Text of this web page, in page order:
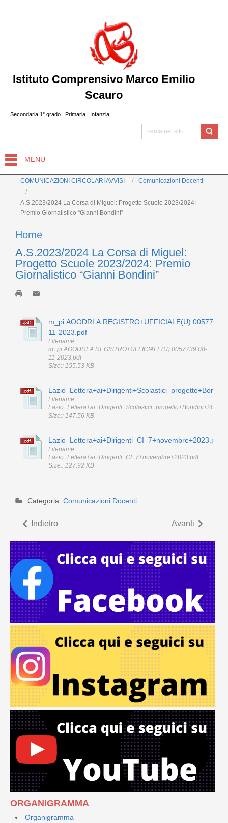
Istituto Comprensivo Marco Emilio
Scauro
Secondaria 1° grado | Primaria | Infanzia
MENU
COMUNICAZIONI CIRCOLARI AVVISI Comunicazioni Docenti
A.S.2023/2024 La Corsa di Miguel: Progetto Scuole 2023/2024:
Premio Giornalistico “Gianni Bondini”
ORGANIGRAMMA
Organigramma
Home
A.S.2023/2024 La Corsa di Miguel:
Progetto Scuole 2023/2024: Premio
Giornalistico “Gianni Bondini”
11-2023.pdf
Filename::
m_pi.AOODRLA.REGISTRO+UFFICIALE(U).0057739.08-
11-2023.pdf
Size:: 155.53 KB
Filename::
Size:: 147.56 KB
Lazio_Lettera+ai+Dirigenti_CI_7+novembre+2023.pdf
Filename::
Lazio_Lettera+ai+Dirigenti_CI_7+novembre+2023.pdf
Size:: 127.92 KB
Categoria: Comunicazioni Docenti
Indietro Avanti